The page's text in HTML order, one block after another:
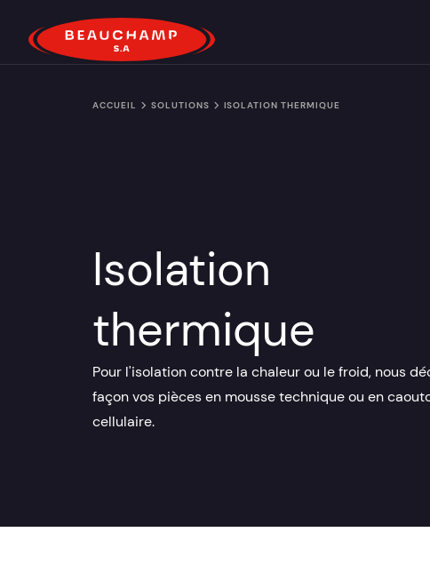
ACCUEIL SOLUTIONS ISOLATION THERMIQUE
Isolation
thermique
Pour l'isolation contre la chaleur ou le froid, nous
façon vos pièces en mousse technique ou en
cellulaire.